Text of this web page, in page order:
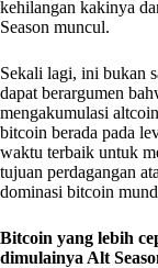
kehilangan kakinya
Season muncul.
Sekali lagi, ini bukan
dapat berargumen
mengakumulasi
bitcoin berada pada
waktu terbaik untuk
tujuan perdagangan
dominasi bitcoin
Bitcoin yang lebih
dimulainya Alt